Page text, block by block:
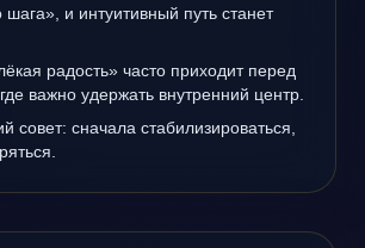
шага», и интуитивный путь станет
радость» часто приходит перед
важно удержать внутренний центр.
совет: сначала стабилизироваться,